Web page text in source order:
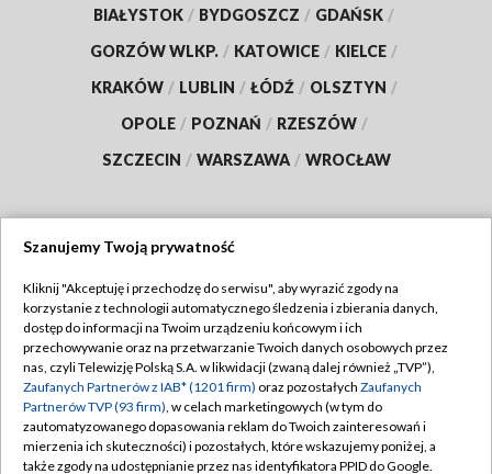
BIAŁYSTOK / BYDGOSZCZ / GDAŃSK /
GORZÓW WLKP. / KATOWICE / KIELCE /
KRAKÓW / LUBLIN / ŁÓDŹ / OLSZTYN /
OPOLE / POZNAŃ / RZESZÓW /
SZCZECIN / WARSZAWA / WROCŁAW
TVP
Abonament TVP
Emisja w TVP
Centrum informacji TVP
Naziemna Telewizja Cyfrowa
Regulamin TVP
Polityka prywatności
Moje zgody
Pomoc
Szanujemy Twoją prywatność
Kliknij "Akceptuję i przechodzę do serwisu", aby wyrazić zgody na
korzystanie z technologii automatycznego śledzenia i zbierania danych,
dostęp do informacji na Twoim urządzeniu końcowym i ich
przechowywanie oraz na przetwarzanie Twoich danych osobowych przez
nas, czyli Telewizję Polską S.A. w likwidacji (zwaną dalej również „TVP”),
Zaufanych Partnerów z IAB* (1201 firm) oraz pozostałych Zaufanych
Partnerów TVP (93 firm), w celach marketingowych (w tym do
zautomatyzowanego dopasowania reklam do Twoich zainteresowań i
mierzenia ich skuteczności) i pozostałych, które wskazujemy poniżej, a
także zgody na udostępnianie przez nas identyfikatora PPID do Google.